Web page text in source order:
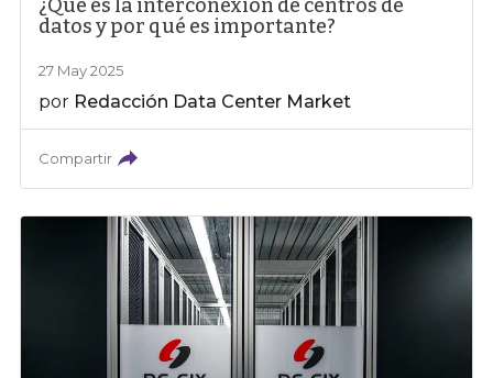
¿Qué es la interconexión de centros de
datos y por qué es importante?
27 May 2025
por Redacción Data Center Market
Compartir